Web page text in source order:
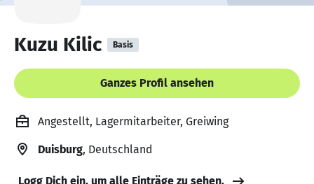
Kuzu Kilic Basis
Ganzes Profil ansehen
Angestellt, Lagermitarbeiter, Greiwing
Duisburg, Deutschland
Logg Dich ein, um alle Einträge zu sehen.